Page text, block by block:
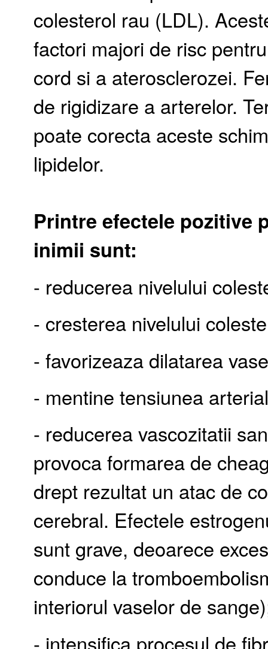
colesterol rau (LDL).
factori majori de risc
cord si a aterosclerozei.
de rigidizare a arterelor.
poate corecta aceste
lipidelor.
Printre efectele pozitive
inimii sunt:
- reducerea nivelului
- cresterea nivelului
- favorizeaza dilatarea
- mentine tensiunea
- reducerea vascozitatii
provoca formarea de
drept rezultat un atac de
cerebral. Efectele
sunt grave, deoarece
conduce la
interiorul vaselor de
- intensifica procesul de